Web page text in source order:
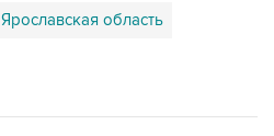
Ярославская область